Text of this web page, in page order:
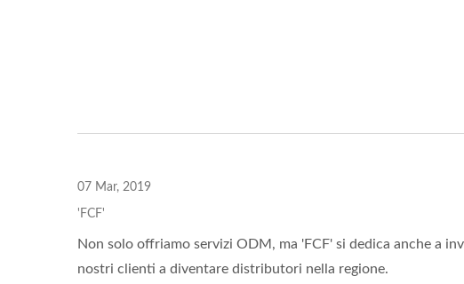
07 Mar, 2019
'FCF'
Non solo offriamo servizi ODM, ma 'FCF' si dedica anche a
nostri clienti a diventare distributori nella regione.